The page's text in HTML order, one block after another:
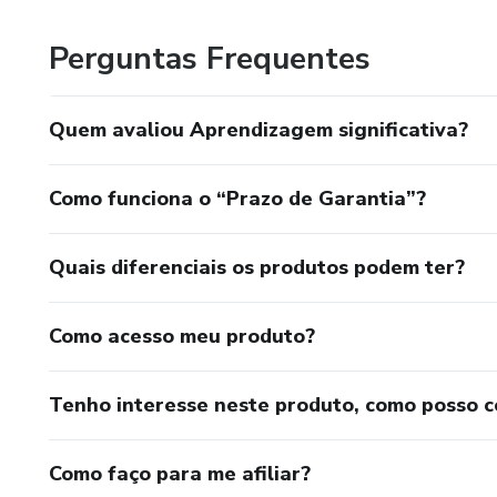
Perguntas Frequentes
Quem avaliou Aprendizagem significativa?
Como funciona o “Prazo de Garantia”?
Quais diferenciais os produtos podem ter?
Como acesso meu produto?
Tenho interesse neste produto, como posso
Como faço para me afiliar?